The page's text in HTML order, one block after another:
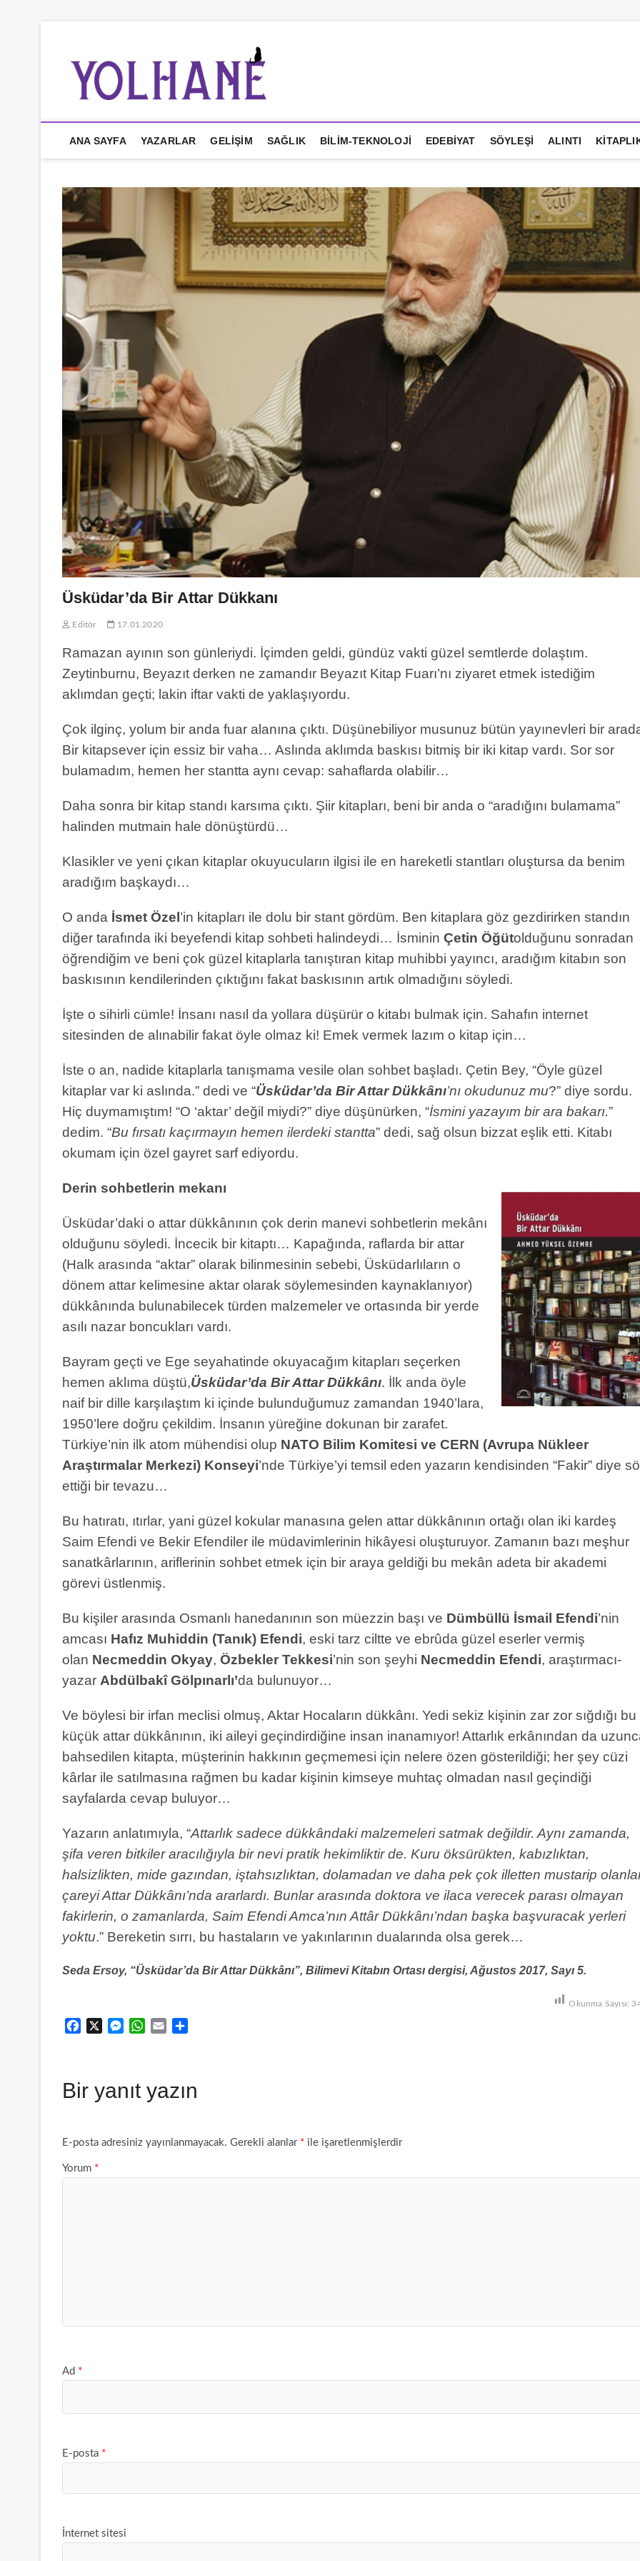
ANA SAYFA YAZARLAR GELIŞIM SAĞLIK BILIM-TEKNOLOJI EDEBIYAT SÖYLEŞI ALINTI
Üsküdar’da Bir Attar Dükkanı
Editör 17.01.2020
Ramazan ayının son günleriydi. İçimden geldi, gündüz vakti güzel semtlerde dolaştım.
Zeytinburnu, Beyazıt derken ne zamandır Beyazıt Kitap Fuarı’nı ziyaret etmek istediğim
aklımdan geçti; lakin iftar vakti de yaklaşıyordu.
Çok ilginç, yolum bir anda fuar alanına çıktı. Düşünebiliyor musunuz bütün yayınevleri bir
Bir kitapsever için essiz bir vaha… Aslında aklımda baskısı bitmiş bir iki kitap vardı. Sor sor
bulamadım, hemen her stantta aynı cevap: sahaflarda olabilir…
Daha sonra bir kitap standı karsıma çıktı. Şiir kitapları, beni bir anda o “aradığını bulamama”
halinden mutmain hale dönüştürdü…
Klasikler ve yeni çıkan kitaplar okuyucuların ilgisi ile en hareketli stantları oluştursa da benim
aradığım başkaydı…
O anda İsmet Özel ’in kitapları ile dolu bir stant gördüm. Ben kitaplara göz gezdirirken standın
diğer tarafında iki beyefendi kitap sohbeti halindeydi… İsminin Çetin Öğütolduğunu sonradan
öğrendiğim ve beni çok güzel kitaplarla tanıştıran kitap muhibbi yayıncı, aradığım kitabın son
baskısının kendilerinden çıktığını fakat baskısının artık olmadığını söyledi.
İşte o sihirli cümle! İnsanı nasıl da yollara düşürür o kitabı bulmak için. Sahafın internet
sitesinden de alınabilir fakat öyle olmaz ki! Emek vermek lazım o kitap için…
İste o an, nadide kitaplarla tanışmama vesile olan sohbet başladı. Çetin Bey, “Öyle güzel
kitaplar var ki aslında.” dedi ve “Üsküdar’da Bir Attar Dükkânı’nı okudunuz mu?” diye sordu.
Hiç duymamıştım! “O ‘aktar’ değil miydi?” diye düşünürken, “İsmini yazayım bir ara bakarı.”
dedim. “Bu fırsatı kaçırmayın hemen ilerdeki stantta” dedi, sağ olsun bizzat eşlik etti. Kitabı
okumam için özel gayret sarf ediyordu.
Derin sohbetlerin mekanı
Üsküdar’daki o attar dükkânının çok derin manevi sohbetlerin mekânı
olduğunu söyledi. İncecik bir kitaptı… Kapağında, raflarda bir attar
(Halk arasında “aktar” olarak bilinmesinin sebebi, Üsküdarlıların o
dönem attar kelimesine aktar olarak söylemesinden kaynaklanıyor)
dükkânında bulunabilecek türden malzemeler ve ortasında bir yerde
asılı nazar boncukları vardı.
Bayram geçti ve Ege seyahatinde okuyacağım kitapları seçerken
hemen aklıma düştü,Üsküdar’da Bir Attar Dükkânı. İlk anda öyle
naif bir dille karşılaştım ki içinde bulunduğumuz zamandan 1940’lara,
1950’lere doğru çekildim. İnsanın yüreğine dokunan bir zarafet.
Türkiye’nin ilk atom mühendisi olup NATO Bilim Komitesi ve CERN (Avrupa Nükleer
Araştırmalar Merkezi) Konseyi’nde Türkiye’yi temsil eden yazarın kendisinden “Fakir” diye
ettiği bir tevazu…
Bu hatıratı, ıtırlar, yani güzel kokular manasına gelen attar dükkânının ortağı olan iki kardeş
Saim Efendi ve Bekir Efendiler ile müdavimlerinin hikâyesi oluşturuyor. Zamanın bazı meşhur
sanatkârlarının, ariflerinin sohbet etmek için bir araya geldiği bu mekân adeta bir akademi
görevi üstlenmiş.
Bu kişiler arasında Osmanlı hanedanının son müezzin başı ve Dümbüllü İsmail Efendi’nin
amcası Hafız Muhiddin (Tanık) Efendi, eski tarz ciltte ve ebrûda güzel eserler vermiş
olan Necmeddin Okyay, Özbekler Tekkesi’nin son şeyhi Necmeddin Efendi, araştırmacı-
yazar Abdülbakî Gölpınarlı’da bulunuyor…
Ve böylesi bir irfan meclisi olmuş, Aktar Hocaların dükkânı. Yedi sekiz kişinin zar zor sığdığı bu
küçük attar dükkânının, iki aileyi geçindirdiğine insan inanamıyor! Attarlık erkânından da
bahsedilen kitapta, müşterinin hakkının geçmemesi için nelere özen gösterildiği; her şey cüzi
kârlar ile satılmasına rağmen bu kadar kişinin kimseye muhtaç olmadan nasıl geçindiği
sayfalarda cevap buluyor…
Yazarın anlatımıyla, “Attarlık sadece dükkândaki malzemeleri satmak değildir. Aynı zamanda,
şifa veren bitkiler aracılığıyla bir nevi pratik hekimliktir de. Kuru öksürükten, kabızlıktan,
halsizlikten, mide gazından, iştahsızlıktan, dolamadan ve daha pek çok illetten mustarip
çareyi Attar Dükkânı’nda ararlardı. Bunlar arasında doktora ve ilaca verecek parası olmayan
fakirlerin, o zamanlarda, Saim Efendi Amca’nın Attâr Dükkânı’ndan başka başvuracak yerleri
yoktu.” Bereketin sırrı, bu hastaların ve yakınlarının dualarında olsa gerek…
Seda Ersoy, “Üsküdar’da Bir Attar Dükkânı”, BilimeviKitabın Ortası dergisi, Ağustos 2017, Sayı 5.
Okunma Sayısı:
b
M
e
e
W
s
A
l
e
Bir yanıt yazın
E-posta adresiniz yayınlanmayacak. Gerekli alanlar * ile işaretlenmişlerdir
Yorum *
Ad *
E-posta *
İnternet sitesi